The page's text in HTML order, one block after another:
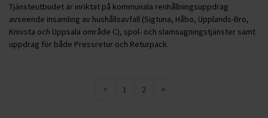
Tjänsteutbudet är inriktat på kommunala renhållningsuppdrag
avseende insamling av hushållsavfall (Sigtuna, Håbo, Upplands-Bro,
Knivsta och Uppsala område C), spol- och slamsugningstjänster samt
uppdrag för både Pressretur och Returpack.
< 1 2 >